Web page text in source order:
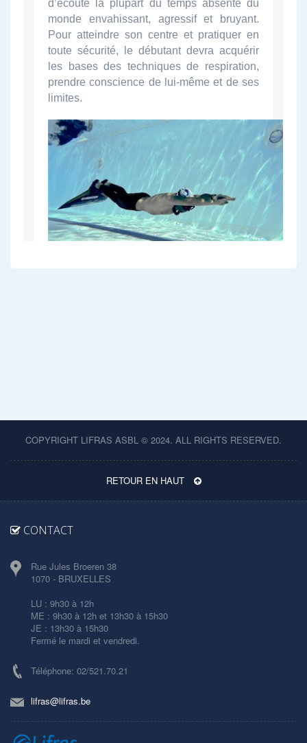
COPYRIGHT LIFRAS ASBL © 2024. ALL RIGHTS RESERVED.
RETOUR EN HAUT
CONTACT
Rue Jules Broeren 38
1070 - BRUXELLES
LU : 9h30 à 12h
ME : 9h30 à 12h et 13h30 à 15h30
JE : 13h30 à 15h30
Fermé le mardi et vendredi.
Téléphone: 02/521.70.21
lifras@lifras.be